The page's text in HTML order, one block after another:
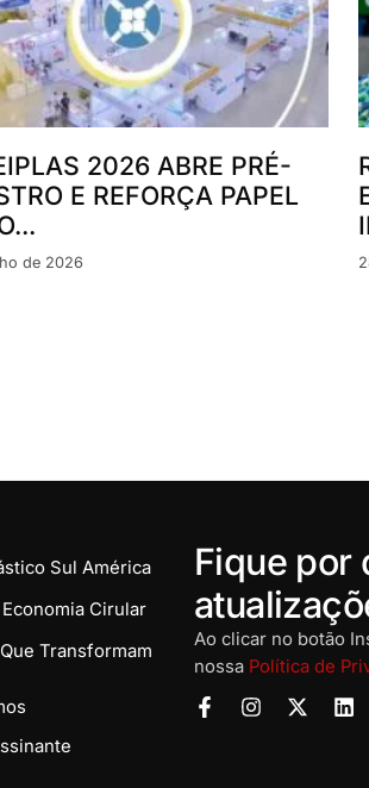
2026 ABRE PRÉ-
E REFORÇA PAPEL
de 2026
Sul América
Cirular
Transformam
Fique por
Ao clicar no botão
nossa Política de